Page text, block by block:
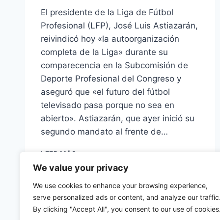
We value your privacy
We use cookies to enhance your browsing experience,
serve personalized ads or content, and analyze our
By clicking "Accept All", you consent to our use of
El presidente de la Liga de Fútbol
Profesional (LFP), José Luis Astiazarán,
reivindicó hoy «la autoorganización
completa de la Liga» durante su
comparecencia en la Subcomisión de
Deporte Profesional del Congreso y
aseguró que «el futuro del fútbol
televisado pasa porque no sea en
abierto». Astiazarán, que ayer inició su
segundo mandato al frente de…
LEER MÁS
PIDE
LA
DEL
FÚTBOL